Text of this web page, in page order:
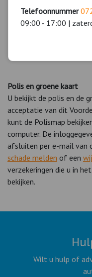
Autoverzekeringen
Polis en groene kaart
U bekijkt de polis en de
acceptatie van dit
kunt de Polismap
computer. De
afsluiten per e-mail van
schade melden of een
verzekeringen die u in het
bekijken.
Wilt u hulp of
Telefoonnummer
09:00 - 17:00 |